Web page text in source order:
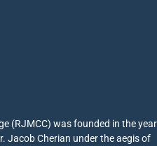
(RJMCC) was founded in the year
Jacob Cherian under the aegis of